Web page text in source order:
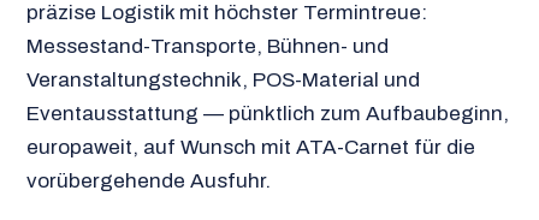
präzise Logistik mit höchster Termintreue:
Messestand-Transporte, Bühnen- und
Veranstaltungstechnik, POS-Material und
Eventausstattung — pünktlich zum Aufbaubeginn,
europaweit, auf Wunsch mit ATA-Carnet für die
vorübergehende Ausfuhr.